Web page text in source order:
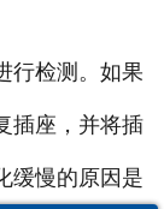
检测。如果
插座，并将插
缓慢的原因是